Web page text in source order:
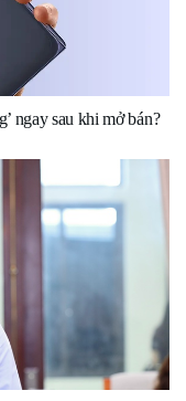
ngay sau khi mở bán?